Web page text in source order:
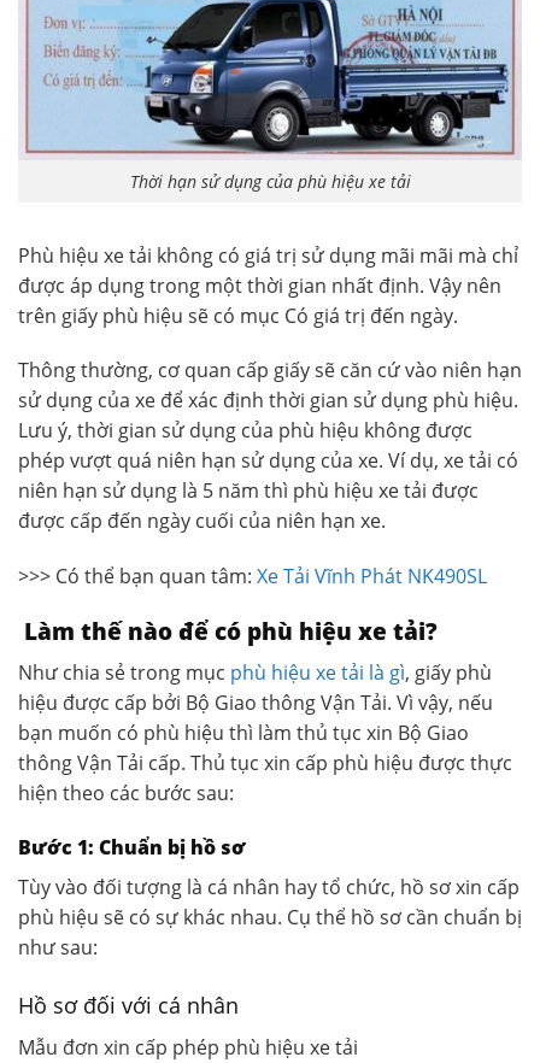
Thời hạn sử dụng của phù hiệu xe tải
Phù hiệu xe tải không có giá trị sử dụng mãi mãi mà chỉ
được áp dụng trong một thời gian nhất định. Vậy nên
trên giấy phù hiệu sẽ có mục Có giá trị đến ngày.
Thông thường, cơ quan cấp giấy sẽ căn cứ vào niên hạn
sử dụng của xe để xác định thời gian sử dụng phù hiệu.
Lưu ý, thời gian sử dụng của phù hiệu không được
phép vượt quá niên hạn sử dụng của xe. Ví dụ, xe tải có
niên hạn sử dụng là 5 năm thì phù hiệu xe tải được
được cấp đến ngày cuối của niên hạn xe.
>>> Có thể bạn quan tâm: Xe Tải Vĩnh Phát NK490SL
Làm thế nào để có phù hiệu xe tải?
Như chia sẻ trong mục phù hiệu xe tải là gì, giấy phù
hiệu được cấp bởi Bộ Giao thông Vận Tải. Vì vậy, nếu
bạn muốn có phù hiệu thì làm thủ tục xin Bộ Giao
thông Vận Tải cấp. Thủ tục xin cấp phù hiệu được thực
hiện theo các bước sau:
Bước 1: Chuẩn bị hồ sơ
Tùy vào đối tượng là cá nhân hay tổ chức, hồ sơ xin cấp
phù hiệu sẽ có sự khác nhau. Cụ thể hồ sơ cần chuẩn bị
như sau:
Hồ sơ đối với cá nhân
Mẫu đơn xin cấp phép phù hiệu xe tải